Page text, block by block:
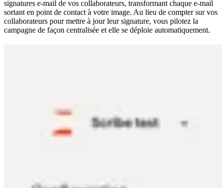
signatures e-mail de vos collaborateurs, transformant chaque e-mail
sortant en point de contact à votre image. Au lieu de compter sur vos
collaborateurs pour mettre à jour leur signature, vous pilotez la
campagne de façon centralisée et elle se déploie automatiquement.